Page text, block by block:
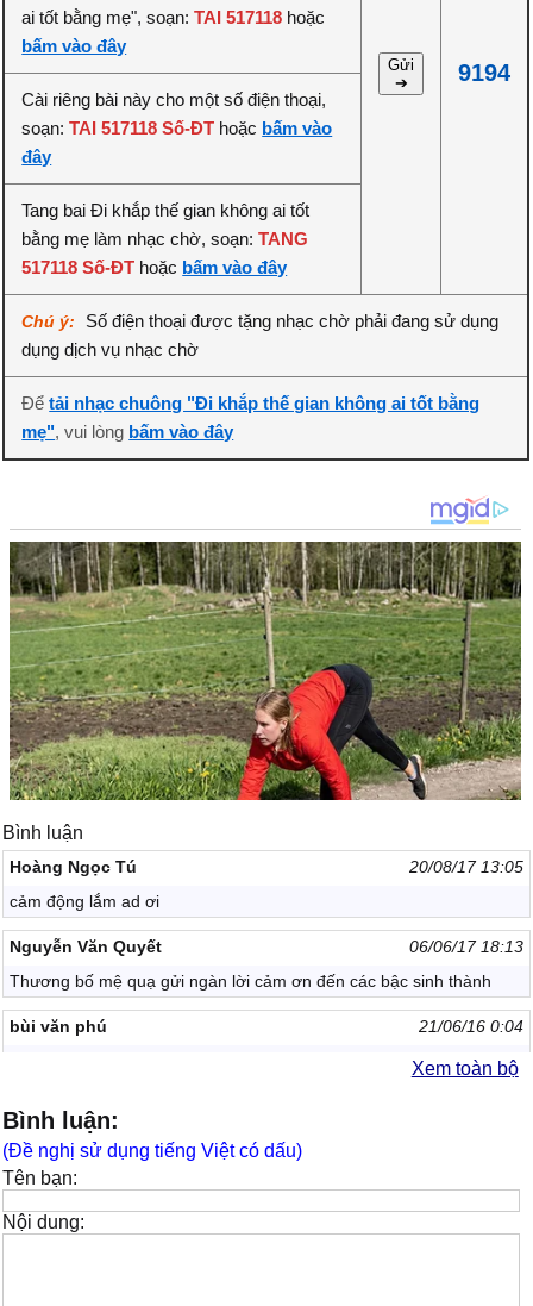
Gửi
➔
9194
ai tốt bằng mẹ", soạn:TAI 517118 hoặc
bấm vào đây
Cài riêng bài này cho một số điện thoại,
soạn:TAI 517118 Số-ĐT hoặc bấm vào
đây
Tang bai Đi khắp thế gian không ai tốt
bằng mẹ làm nhạc chờ, soạn:TANG
517118 Số-ĐT hoặc bấm vào đây
Chú ý:
Số điện thoại được tặng nhạc chờ phải đang sử dụng
dụng dịch vụ nhạc chờ
Đểtải nhạc chuông "Đi khắp thế gian không ai tốt bằng
mẹ", vui lòng bấm vào đây
Bình luận
Hoàng Ngọc Tú
20/08/17 13:05
cảm động lắm ad ơi
Nguyễn Văn Quyết
06/06/17 18:13
Thương bố mệ quạ gửi ngàn lời cảm ơn đến các bậc sinh thành
bùi văn phú
21/06/16 0:04
nghe cũng cảm động lắm bạn ạ
Huyền nguyên
07/11/15 12:00
Kac koa tkuog cka me cua mjnk hk nkoa
Xem toàn bộ
Bình luận:
(Đề nghị sử dụng tiếng Việt có dấu)
Tên bạn:
Nội dung: